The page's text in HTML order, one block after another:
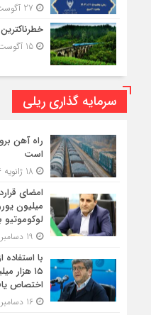
15 آگوست 2023 - 20:13
سرمایه گذاری ریلی
راه آهن
است
لوکوموتیو
با
۱۵
اختصاص
16 دسامبر 2025 - 20:47